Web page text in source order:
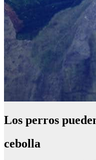
Los perros
cebolla